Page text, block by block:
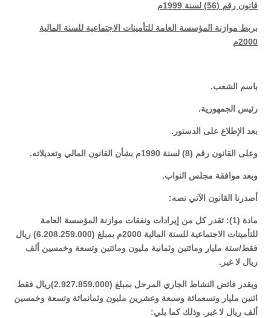
قانون رقم (56) لسنة 1999م
بربط موازنة المؤسسة العامة للتأمينات الاجتماعية للسنة المالية
2000م
باسم الشعب.
رئيس الجمهورية.
بعد الإطلاع على الدستور.
وعلى القانون رقم (8) لسنة 1990م بشأن القانون المالي وتعديلاته.
وبعد موافقة مجلس النواب.
أصدرنا القانون الآتي نصه:
مادة (1): تقدر كل من إيرادات ونفقات موازنة المؤسسة العامة
للتأمينات الاجتماعية للسنة المالية 2000م بمبلغ (6.208.259.000) ريال
فقط/ستة مليار ومائتين وثمانية مليون ومائتين وتسعة وخمسين ألف
ريال لا غير.
ويقدر فائض النشاط الجاري المرحل بمبلغ (2.927.859.000)ريال فقط
اثنين مليار وتسعمائة وسبعة وعشرين مليون وثمانمائة وتسعة وخمسين
ألف ريال لا غير. وذلك كما يلي: